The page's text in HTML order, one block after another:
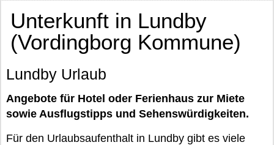
Unterkunft in Lundby
(Vordingborg Kommune)
Lundby Urlaub
Angebote für Hotel oder Ferienhaus zur Miete
sowie Ausflugstipps und Sehenswürdigkeiten.
Für den Urlaubsaufenthalt in Lundby gibt es viele